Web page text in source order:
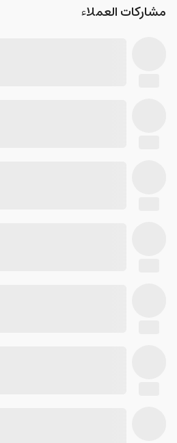
مشاركات العملاء